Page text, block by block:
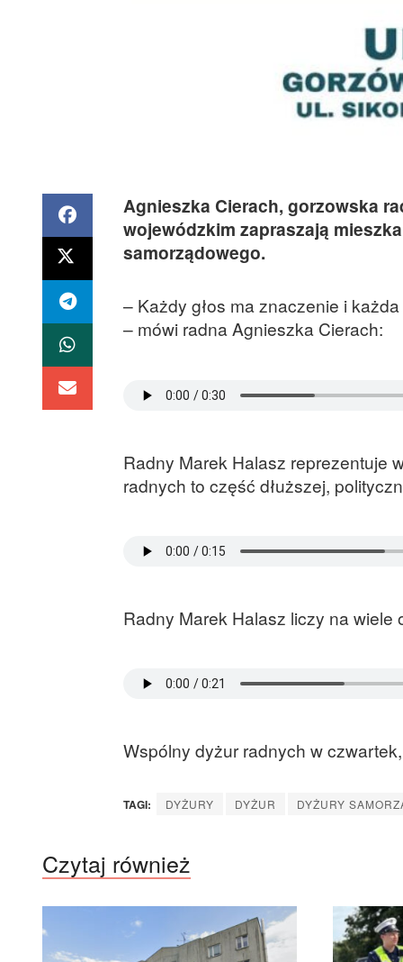
Agnieszka Cierach, gorzowska
wojewódzkim zapraszają
samorządowego.
– Każdy głos ma znaczenie i
– mówi radna Agnieszka Cierach:
Radny Marek Halasz reprezentuje
radnych to część dłuższej,
Radny Marek Halasz liczy na wiele
Wspólny dyżur radnych w
TAGI: DYŻURY DYŻUR DYŻURY
Czytaj również